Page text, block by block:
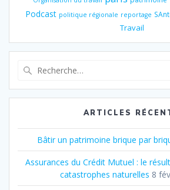
Podcast politique régionale reportage
Travail
:
ARTICLES
Bâtir un patrimoine brique par
Assurances du Crédit Mutuel : le
catastrophes naturelles 8